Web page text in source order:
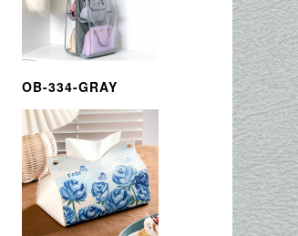
OB-334-GRAY